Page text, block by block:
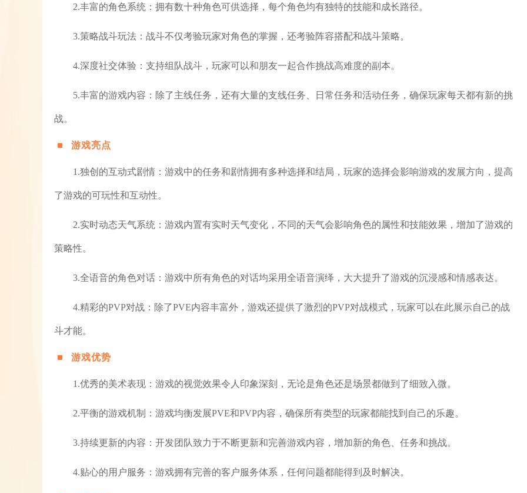
2.丰富的角色系统：拥有数十种角色可供选择，每个角色均有独特的技能和成长路径。
3.策略战斗玩法：战斗不仅考验玩家对角色的掌握，还考验阵容搭配和战斗策略。
4.深度社交体验：支持组队战斗，玩家可以和朋友一起合作挑战高难度的副本。
5.丰富的游戏内容：除了主线任务，还有大量的支线任务、日常任务和活动任务，确保玩家每天都有新的挑
战。
游戏亮点
1.独创的互动式剧情：游戏中的任务和剧情拥有多种选择和结局，玩家的选择会影响游戏的发展方向，提高
了游戏的可玩性和互动性。
2.实时动态天气系统：游戏内置有实时天气变化，不同的天气会影响角色的属性和技能效果，增加了游戏的
策略性。
3.全语音的角色对话：游戏中所有角色的对话均采用全语音演绎，大大提升了游戏的沉浸感和情感表达。
4.精彩的PVP对战：除了PVE内容丰富外，游戏还提供了激烈的PVP对战模式，玩家可以在此展示自己的战
斗才能。
游戏优势
1.优秀的美术表现：游戏的视觉效果令人印象深刻，无论是角色还是场景都做到了细致入微。
2.平衡的游戏机制：游戏均衡发展PVE和PVP内容，确保所有类型的玩家都能找到自己的乐趣。
3.持续更新的内容：开发团队致力于不断更新和完善游戏内容，增加新的角色、任务和挑战。
4.贴心的用户服务：游戏拥有完善的客户服务体系，任何问题都能得到及时解决。